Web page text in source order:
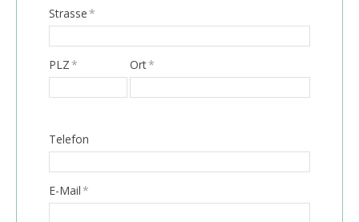
Strasse*
PLZ* Ort*
Telefon
E-Mail*